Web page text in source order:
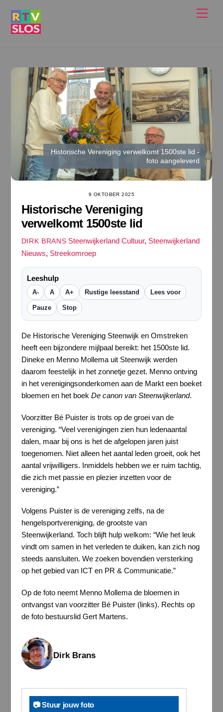
Historische Vereniging verwelkomt 1500ste lid -
foto aangeleverd
9 OKTOBER 2025
Historische Vereniging
verwelkomt 1500ste lid
DIRK BRANS Steenwijkerland Cultuur, Steenwijkerland
Nieuws, Streekomroep
Leeshulp
A- A A+ Rustige leesstand Lees voor
Pauze Stop
De Historische Vereniging Steenwijk en Omstreken
heeft een bijzondere mijlpaal bereikt: het 1500ste lid.
Dineke en Menno Mollema uit Steenwijk werden
daarom feestelijk in het zonnetje gezet. Menno ontving
in het verenigingsonderkomen aan de Markt een boeket
bloemen en het boek De canon van Steenwijkerland.
Voorzitter Bé Puister is trots op de groei van de
vereniging. “Veel verenigingen zien hun ledenaantal
dalen, maar bij ons is het de afgelopen jaren juist
toegenomen. Niet alleen het aantal leden groeit, ook het
aantal vrijwilligers. Inmiddels hebben we er ruim tachtig,
die zich met passie en plezier inzetten voor de
vereniging.”
Volgens Puister is de vereniging zelfs, na de
hengelsportvereniging, de grootste van
Steenwijkerland. Toch blijft hulp welkom: “Wie het leuk
vindt om samen in het verleden te duiken, kan zich nog
steeds aansluiten. We zoeken bovendien versterking
op het gebied van ICT en PR & Communicatie.”
Op de foto neemt Menno Mollema de bloemen in
ontvangst van voorzitter Bé Puister (links). Rechts op
de foto bestuurslid Gert Martens.
Dirk Brans
📷 Stuur jouw foto